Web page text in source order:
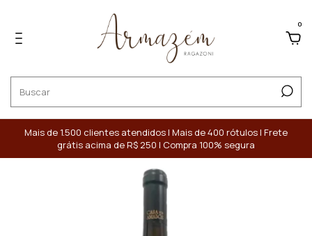
0
Mais de 1.500 clientes atendidos | Mais de 400 rótulos | Frete
grátis acima de R$ 250 | Compra 100% segura